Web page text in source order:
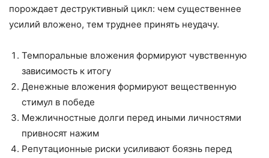
порождает деструктивный цикл: чем существеннее
усилий вложено, тем труднее принять неудачу.
Темпоральные вложения формируют чувственную
зависимость к итогу
Денежные вложения формируют вещественную
стимул в победе
Межличностные долги перед иными личностями
привносят нажим
Репутационные риски усиливают боязнь перед